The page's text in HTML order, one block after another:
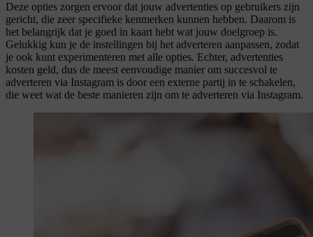
Deze opties zorgen ervoor dat jouw advertenties op gebruikers zijn
gericht, die zeer specifieke kenmerken kunnen hebben. Daarom is
het belangrijk dat je goed in kaart hebt wat jouw doelgroep is.
Gelukkig kun je de instellingen bij het adverteren aanpassen, zodat
je ook kunt experimenteren met alle opties. Echter, advertenties
kosten geld, dus de meest eenvoudige manier om succesvol te
adverteren via Instagram is door een externe partij in te schakelen,
die weet wat de beste manieren zijn om te adverteren via Instagram.